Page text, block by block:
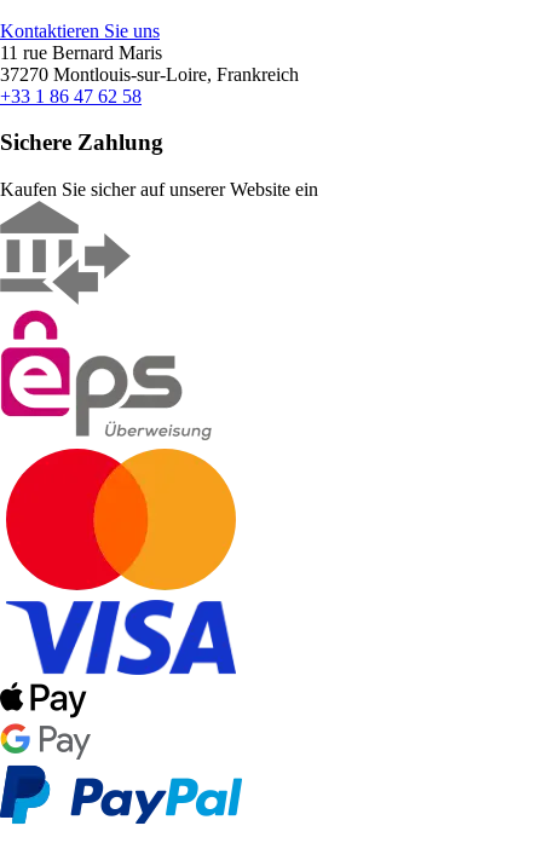
Kontaktieren Sie uns
11 rue Bernard Maris
37270 Montlouis-sur-Loire, Frankreich
+33 1 86 47 62 58
Sichere Zahlung
Kaufen Sie sicher auf unserer Website ein